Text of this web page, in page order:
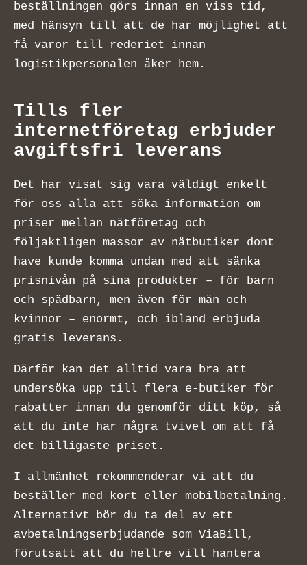
beställningen görs innan en viss tid,
med hänsyn till att de har möjlighet att
få varor till rederiet innan
logistikpersonalen åker hem.
Tills fler
internetföretag erbjuder
avgiftsfri leverans
Det har visat sig vara väldigt enkelt
för oss alla att söka information om
priser mellan nätföretag och
följaktligen massor av nätbutiker dont
have kunde komma undan med att sänka
prisnivån på sina produkter – för barn
och spädbarn, men även för män och
kvinnor – enormt, och ibland erbjuda
gratis leverans.
Därför kan det alltid vara bra att
undersöka upp till flera e-butiker för
rabatter innan du genomför ditt köp, så
att du inte har några tvivel om att få
det billigaste priset.
I allmänhet rekommenderar vi att du
beställer med kort eller mobilbetalning.
Alternativt bör du ta del av ett
avbetalningserbjudande som ViaBill,
förutsatt att du hellre vill hantera